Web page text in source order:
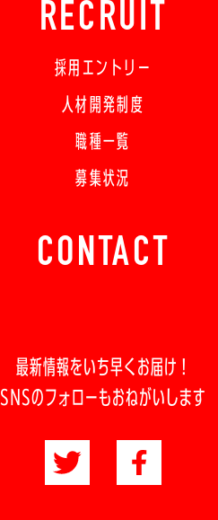
RECRUIT
採用エントリー
人材開発制度
職種一覧
募集状況
CONTACT
最新情報をいち早くお届け！
SNSのフォローもおねがいします